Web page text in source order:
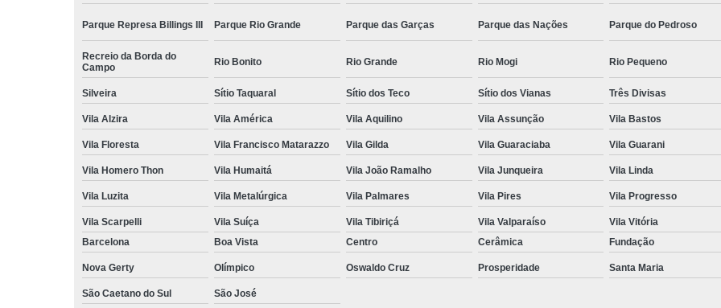
Parque Represa Billings III Parque Rio Grande Parque das Garças Parque das Nações Parque do Pedroso
Recreio da Borda do
Campo
Rio Bonito Rio Grande Rio Mogi Rio Pequeno
Silveira Sítio Taquaral Sítio dos Teco Sítio dos Vianas Três Divisas
Vila Alzira Vila América Vila Aquilino Vila Assunção Vila Bastos
Vila Floresta Vila Francisco Matarazzo Vila Gilda Vila Guaraciaba Vila Guarani
Vila Homero Thon Vila Humaitá Vila João Ramalho Vila Junqueira Vila Linda
Vila Luzita Vila Metalúrgica Vila Palmares Vila Pires Vila Progresso
Vila Scarpelli Vila Suíça Vila Tibiriçá Vila Valparaíso Vila Vitória
Barcelona
Boa Vista Centro Cerâmica Fundação
Nova Gerty Olímpico Oswaldo Cruz Prosperidade Santa Maria
São Caetano do Sul
São José